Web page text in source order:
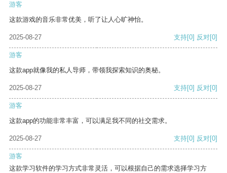
游客
这款游戏的音乐非常优美，听了让人心旷神怡。
2025-08-27 支持[0] 反对[0]
游客
这款app就像我的私人导师，带领我探索知识的奥秘。
2025-08-27 支持[0] 反对[0]
游客
这款app的功能非常丰富，可以满足我不同的社交需求。
2025-08-27 支持[0] 反对[0]
游客
这款学习软件的学习方式非常灵活，可以根据自己的需求选择学习方